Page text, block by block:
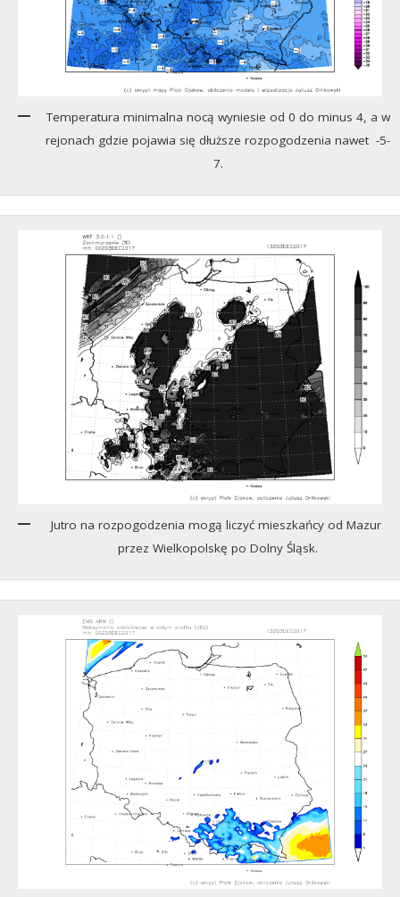
Temperatura minimalna nocą wyniesie od 0 do minus 4, a w
rejonach gdzie pojawia się dłuższe rozpogodzenia nawet -5-
7.
Jutro na rozpogodzenia mogą liczyć mieszkańcy od Mazur
przez Wielkopolskę po Dolny Śląsk.